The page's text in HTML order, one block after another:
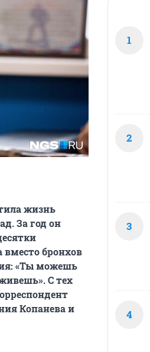
жизнь
За год он
вместо бронхов
«Ты можешь
С тех
Копанева и
1
2
3
4